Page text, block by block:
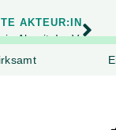
AKTEUR:IN
Abseits! e.V.